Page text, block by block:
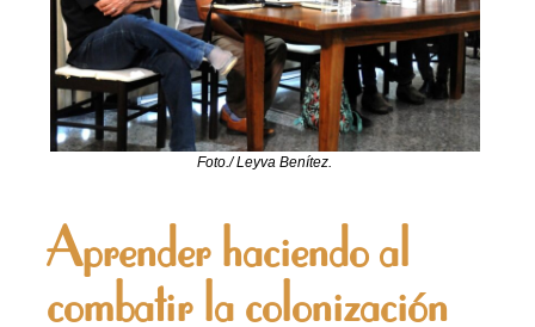
Foto./ Leyva Benítez.
Aprender haciendo al
combatir la colonización